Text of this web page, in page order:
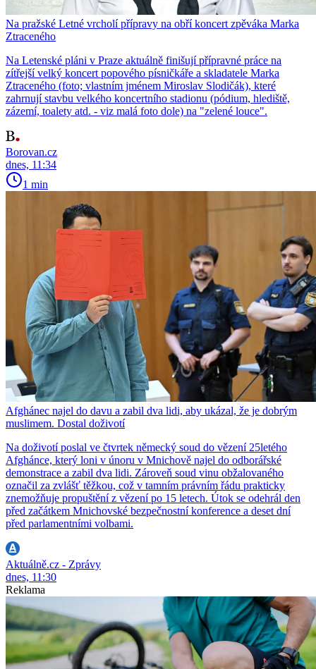
Na pražské Letné vrcholí přípravy na obří koncert zpěváka Marka
Ztraceného
Na Letenské pláni v Praze aktuálně finišují přípravné práce na
zítřejší velký koncert popového písničkáře a skladatele Marka
Ztraceného (foto; vlastním jménem Miroslav Slodičák), které
zahrnují stavbu velkého koncertního stadionu (pódium, hlediště,
zázemí, toalety atd. - viz malá foto dole) na "zelené louce".
Borovan.cz
dnes, 11:34
1 min
Afghánec najel do davu a zabil dva lidi, aby ukázal, že je dobrým
muslimem. Dostal doživotí
Na doživotí poslal ve čtvrtek německý soud do vězení 25letého
Afghánce, který loni v únoru v Mnichově najel do odborářské
demonstrace a zabil dva lidi. Zároveň soud vinu obžalovaného
označil za zvlášť těžkou, což v tamním právním řádu prakticky
znemožňuje propuštění z vězení po 15 letech. Útok se odehrál den
před začátkem Mnichovské bezpečnostní konference a deset dní
před parlamentními volbami.
Aktuálně.cz - Zprávy
dnes, 11:30
Reklama